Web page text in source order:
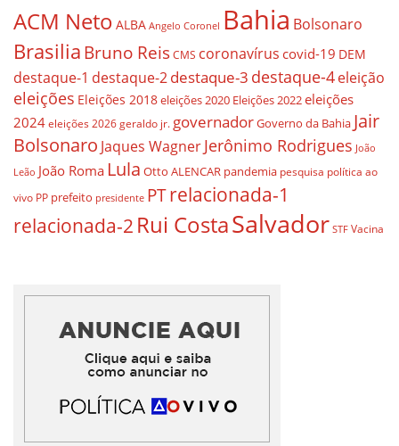
ACM Neto ALBA Angelo Coronel Bahia Bolsonaro
BrasiliaBruno ReisCMS coronavírus covid-19 DEM
destaque-1 destaque-2destaque-3 destaque-4eleição
eleições Eleições 2018eleições 2020 Eleições 2022eleições
2024 eleições 2026 geraldo jr. governadorGoverno da Bahia Jair
Bolsonaro Jaques WagnerJerônimo Rodrigues João
Leão João Roma Lula Otto ALENCAR pandemia pesquisa política ao
vivo PP prefeito presidente PTrelacionada-1
relacionada-2 Rui CostaSalvador STF Vacina